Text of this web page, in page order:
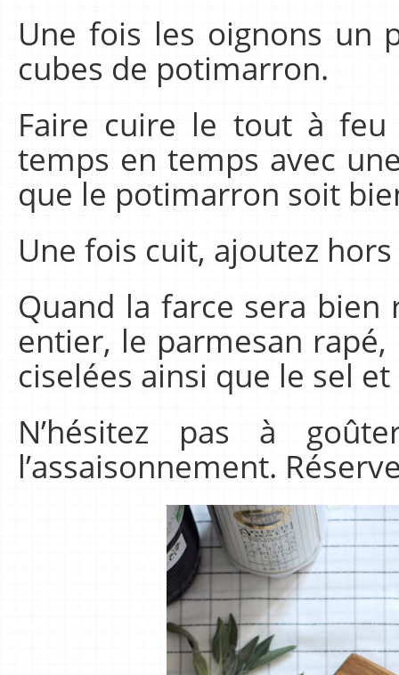
Une fois les oignons un
cubes de potimarron.
Faire cuire le tout à
temps en temps avec
que le potimarron soit
Une fois cuit, ajoutez
Quand la farce sera
entier, le parmesan
ciselées ainsi que le sel
N’hésitez pas à
l’assaisonnement.